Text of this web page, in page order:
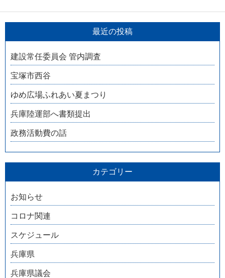
最近の投稿
建設常任委員会 管内調査
宝塚市西谷
ゆめ広場ふれあい夏まつり
兵庫陸運部へ書類提出
政務活動費の話
カテゴリー
お知らせ
コロナ関連
スケジュール
兵庫県
兵庫県議会